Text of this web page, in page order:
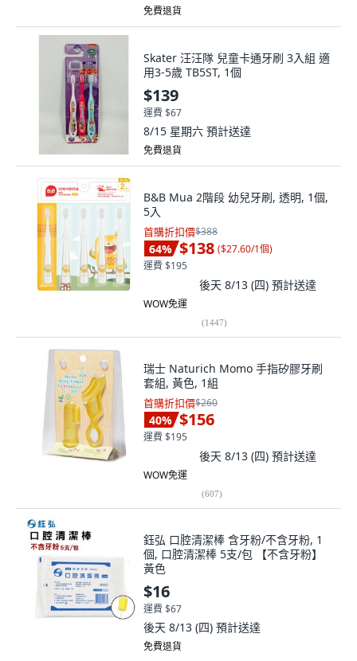
免費退貨
Skater 汪汪隊 兒童卡通牙刷 3入組 適
用3-5歲 TB5ST, 1個
$139
運費 $67
8/15 星期六 預計送達
免費退貨
B&B Mua 2階段 幼兒牙刷, 透明, 1個,
5入
首購折扣價$388
64% $138 ($27.60/1個)
運費 $195
後天 8/13 (四) 預計送達
WOW免運
(1447)
瑞士 Naturich Momo 手指矽膠牙刷
套組, 黃色, 1組
首購折扣價$260
40% $156
運費 $195
後天 8/13 (四) 預計送達
WOW免運
(607)
鈺弘 口腔清潔棒 含牙粉/不含牙粉, 1
個, 口腔清潔棒 5支/包 【不含牙粉】
黃色
$16
運費 $67
後天 8/13 (四) 預計送達
免費退貨